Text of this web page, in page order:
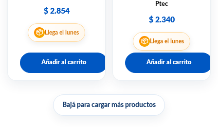
$2.854
📦 Llega el lunes
Añadir al carrito
Ptec
$2.340
📦 Llega el lunes
Añadir al carrito
Bajá para cargar más productos